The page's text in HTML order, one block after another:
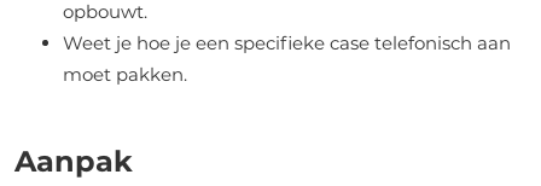
opbouwt.
Weet je hoe je een specifieke case telefonisch aan
moet pakken.
Aanpak